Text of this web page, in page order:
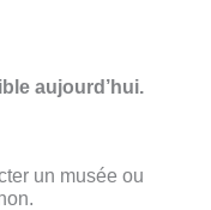
aujourd’hui.
un musée ou